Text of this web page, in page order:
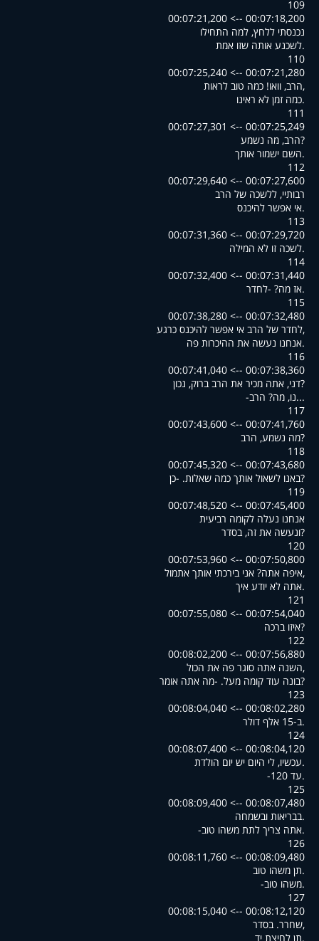
109
00:07:18,200 --> 00:07:21,200
נכנסתי ללחץ, למה התחילו
.לשכנע אותה שזו אמת
110
00:07:21,280 --> 00:07:25,240
,הרב, וואו! כמה טוב לראות
.כמה זמן לא ראינו
111
00:07:25,249 --> 00:07:27,301
?הרב, מה נשמע
.השם ישמור אותך
112
00:07:27,600 --> 00:07:29,640
רבותיי, ללשכה של הרב
.אי אפשר להיכנס
113
00:07:29,720 --> 00:07:31,360
.לשכה זו לא המילה
114
00:07:31,440 --> 00:07:32,400
.אז מה? -לחדר
115
00:07:32,480 --> 00:07:38,280
,לחדר של הרב אי אפשר להיכנס כרגע
.אנחנו נעשה את ההיכרות פה
116
00:07:38,360 --> 00:07:41,040
?דני, אתה מכיר את הרב ברוק, נכון
...נו, מה? הרב-
117
00:07:41,760 --> 00:07:43,600
?מה נשמע, הרב
118
00:07:43,680 --> 00:07:45,320
?באנו לשאול אותך כמה שאלות. -כן
119
00:07:45,400 --> 00:07:48,520
אנחנו נעלה לקומה רביעית
?ונעשה את זה, בסדר
120
00:07:50,800 --> 00:07:53,960
,איפה אתה? אני בירכתי אותך אתמול
.אתה לא יודע איך
121
00:07:54,040 --> 00:07:55,080
?איזו ברכה
122
00:07:56,880 --> 00:08:02,200
,השנה אתה סוגר פה את הכול
?בונה עוד קומה מעל. -מה אתה אומר
123
00:08:02,280 --> 00:08:04,040
.ב-15 אלף דולר
124
00:08:04,120 --> 00:08:07,400
.עכשיו, לי היום יש יום הולדת
.עד 120-
125
00:08:07,480 --> 00:08:09,400
.בבריאות ובשמחה
.אתה צריך לתת משהו טוב-
126
00:08:09,480 --> 00:08:11,760
.תן משהו טוב
.משהו טוב-
127
00:08:12,120 --> 00:08:15,040
,שחרר. בסדר
.תן לחיצת יד